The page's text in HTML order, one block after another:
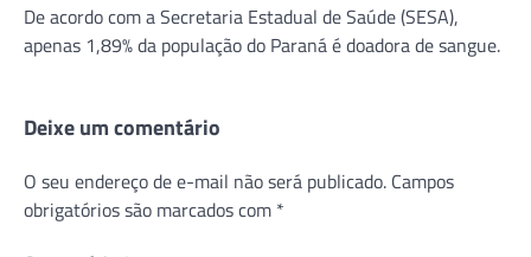
De acordo com a Secretaria Estadual de Saúde (SESA),
apenas 1,89% da população do Paraná é doadora de sangue.
Deixe um comentário
O seu endereço de e-mail não será publicado. Campos
obrigatórios são marcados com *